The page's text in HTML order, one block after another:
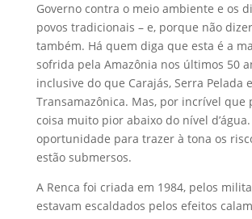
Governo contra o meio ambiente e os
povos tradicionais – e, porque não
também. Há quem diga que esta é a
sofrida pela Amazônia nos últimos 50
inclusive do que Carajás, Serra Pelada
Transamazônica. Mas, por incrível que
coisa muito pior abaixo do nível
oportunidade para trazer à tona os
estão submersos.
A Renca foi criada em 1984, pelos
estavam escaldados pelos efeitos